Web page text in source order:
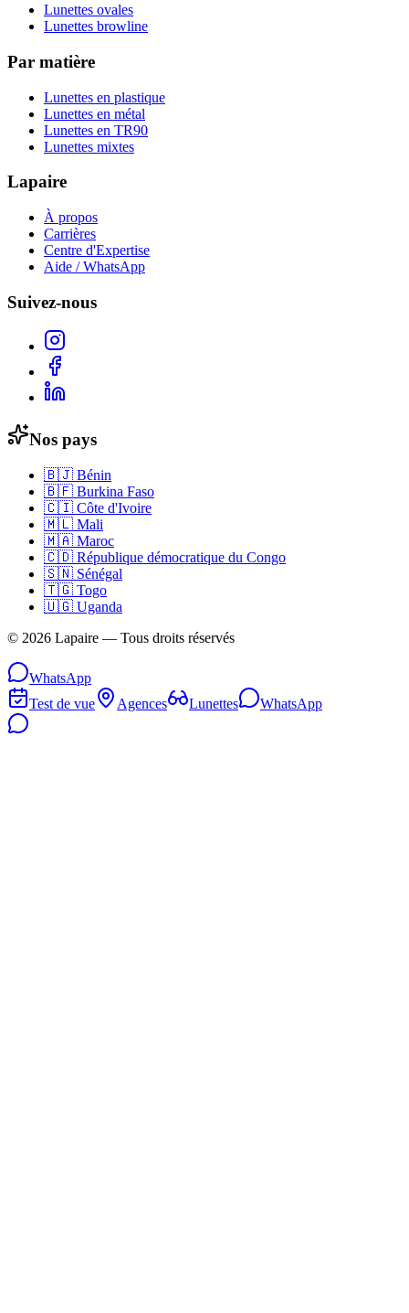
Lunettes ovales
Lunettes browline
Par matière
Lunettes en plastique
Lunettes en métal
Lunettes en TR90
Lunettes mixtes
Lapaire
À propos
Carrières
Centre d'Expertise
Aide / WhatsApp
Suivez-nous
Nos pays
🇧🇯 Bénin
🇧🇫 Burkina Faso
🇨🇮 Côte d'Ivoire
🇲🇱 Mali
🇲🇦 Maroc
🇨🇩 République démocratique du Congo
🇸🇳 Sénégal
🇹🇬 Togo
🇺🇬 Uganda
© 2026 Lapaire — Tous droits réservés
WhatsApp
Test de vue
Agences Lunettes WhatsApp